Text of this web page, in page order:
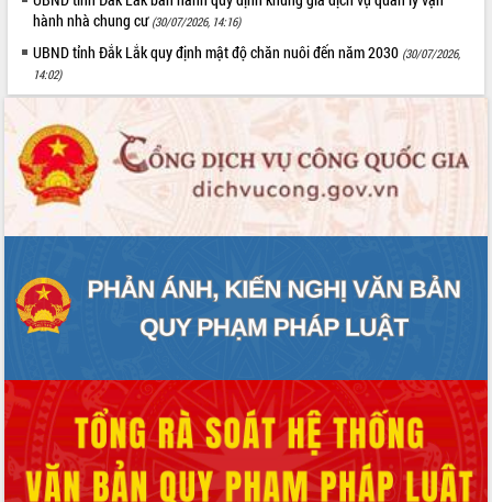
hành nhà chung cư (30/07/2026, 14:16)
UBND tỉnh Đắk Lắk quy định mật độ chăn nuôi đến năm 2030 (30/07/2026,
14:02)